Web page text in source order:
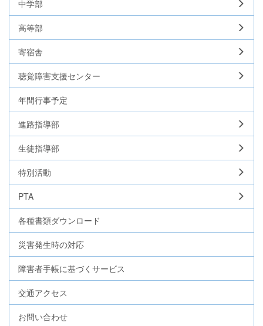
中学部
高等部
寄宿舎
聴覚障害支援センター
年間行事予定
進路指導部
生徒指導部
特別活動
PTA
各種書類ダウンロード
災害発生時の対応
障害者手帳に基づくサービス
交通アクセス
お問い合わせ